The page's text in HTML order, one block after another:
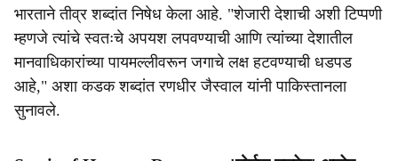
भारताने तीव्र शब्दांत निषेध केला आहे. "शेजारी देशाची अशी टिप्पणी
म्हणजे त्यांचे स्वतःचे अपयश लपवण्याची आणि त्यांच्या देशातील
मानवाधिकारांच्या पायमल्लीवरून जगाचे लक्ष हटवण्याची धडपड
आहे," अशा कडक शब्दांत रणधीर जैस्वाल यांनी पाकिस्तानला
सुनावले.